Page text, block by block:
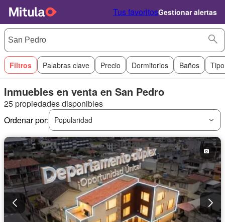
Tus favoritosGestionar alertas
Filtros Palabras clave Precio Dormitorios Baños
Inmuebles en venta en San Pedro
25 propiedades disponibles
Ordenar por:
Popularidad